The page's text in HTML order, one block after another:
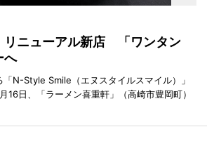
リニューアル新店 「ワンタン
へ
N-Style Smile（エヌスタイルスマイル）」
16日、「ラーメン喜重軒」（高崎市豊岡町）